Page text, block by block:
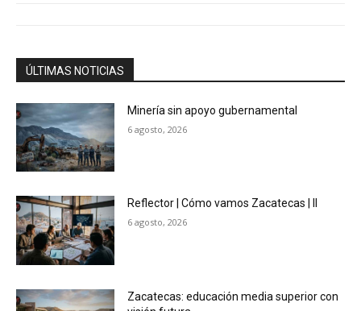
ÚLTIMAS NOTICIAS
Minería sin apoyo gubernamental
6 agosto, 2026
Reflector | Cómo vamos Zacatecas | II
6 agosto, 2026
Zacatecas: educación media superior con